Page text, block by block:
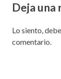
Deja una
Lo siento,
comentario.